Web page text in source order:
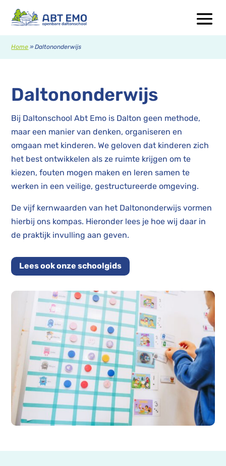
Home »Daltononderwijs
Daltononderwijs
Bij Daltonschool Abt Emo is Dalton geen methode,
maar een manier van denken, organiseren en
omgaan met kinderen. We geloven dat kinderen zich
het best ontwikkelen als ze ruimte krijgen om te
kiezen, fouten mogen maken en leren samen te
werken in een veilige, gestructureerde omgeving.
De vijf kernwaarden van het Daltononderwijs vormen
hierbij ons kompas. Hieronder lees je hoe wij daar in
de praktijk invulling aan geven.
Lees ook onze schoolgids